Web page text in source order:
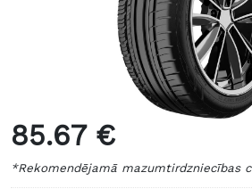
85.67 €
*Rekomendējamā mazumtirdzniecības